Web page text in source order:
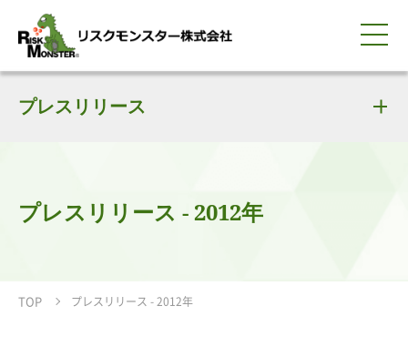
サービス紹介
選ばれる理由
知る・学ぶ
導入事例
企業情報
採用情報
IR情報
お問い合わせ
0120-259-440
平日9:00-18:00(土日祝除く)
プレスリリース
プレスリリース - 2012年
TOP プレスリリース - 2012年